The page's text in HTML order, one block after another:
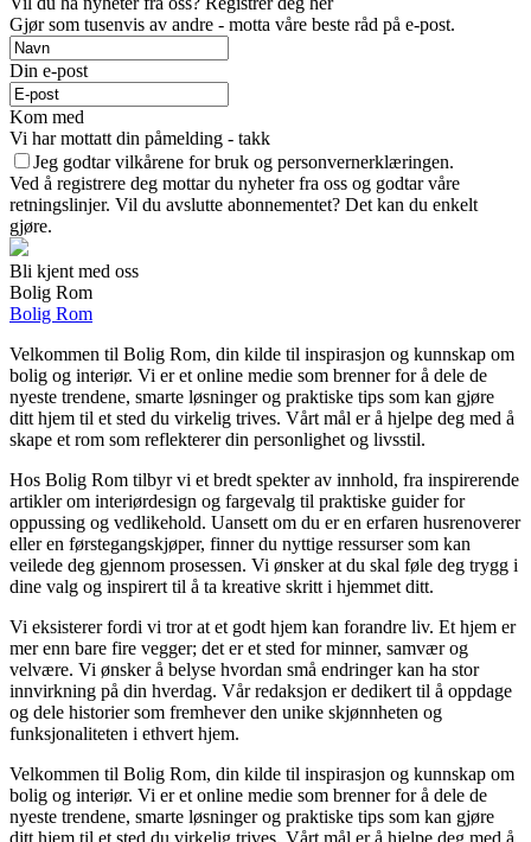
Gjør som tusenvis av andre - motta våre beste råd på e-post.
Din e-post
Kom med
Vi har mottatt din påmelding - takk
Jeg godtar vilkårene for bruk og personvernerklæringen.
Ved å registrere deg mottar du nyheter fra oss og godtar våre
retningslinjer. Vil du avslutte abonnementet? Det kan du enkelt
gjøre.
Bli kjent med oss
Bolig Rom
Bolig Rom
Velkommen til Bolig Rom, din kilde til inspirasjon og kunnskap om
bolig og interiør. Vi er et online medie som brenner for å dele de
nyeste trendene, smarte løsninger og praktiske tips som kan gjøre
ditt hjem til et sted du virkelig trives. Vårt mål er å hjelpe deg med å
skape et rom som reflekterer din personlighet og livsstil.
Hos Bolig Rom tilbyr vi et bredt spekter av innhold, fra inspirerende
artikler om interiørdesign og fargevalg til praktiske guider for
oppussing og vedlikehold. Uansett om du er en erfaren husrenoverer
eller en førstegangskjøper, finner du nyttige ressurser som kan
veilede deg gjennom prosessen. Vi ønsker at du skal føle deg trygg i
dine valg og inspirert til å ta kreative skritt i hjemmet ditt.
Vi eksisterer fordi vi tror at et godt hjem kan forandre liv. Et hjem er
mer enn bare fire vegger; det er et sted for minner, samvær og
velvære. Vi ønsker å belyse hvordan små endringer kan ha stor
innvirkning på din hverdag. Vår redaksjon er dedikert til å oppdage
og dele historier som fremhever den unike skjønnheten og
funksjonaliteten i ethvert hjem.
Velkommen til Bolig Rom, din kilde til inspirasjon og kunnskap om
bolig og interiør. Vi er et online medie som brenner for å dele de
nyeste trendene, smarte løsninger og praktiske tips som kan gjøre